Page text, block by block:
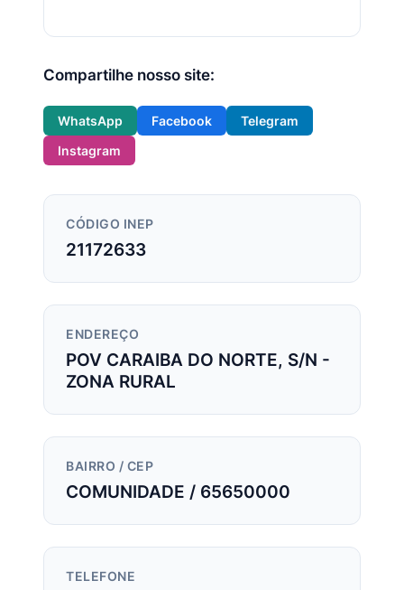
Compartilhe nosso site:
WhatsApp Facebook
Telegram
Instagram
CÓDIGO INEP
21172633
ENDEREÇO
POV CARAIBA DO NORTE, S/N -
ZONA RURAL
BAIRRO / CEP
COMUNIDADE / 65650000
TELEFONE